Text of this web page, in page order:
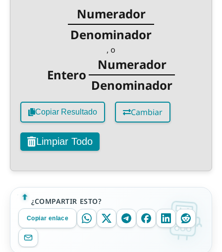
Numerador
Denominador
, o
Entero
Numerador
Denominador
Copiar Resultado Cambiar
Limpiar Todo
¿COMPARTIR ESTO?
Copiar enlace